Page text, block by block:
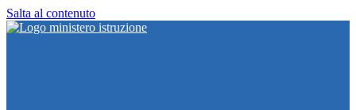
Salta al contenuto